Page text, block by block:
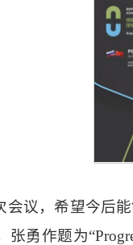
议，希望今后
勇作题为